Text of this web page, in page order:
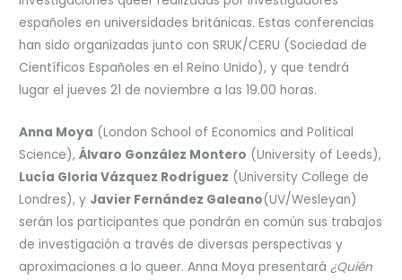
españoles en universidades británicas. Estas conferencias
han sido organizadas junto con SRUK/CERU (Sociedad de
Científicos Españoles en el Reino Unido), y que tendrá
lugar el jueves 21 de noviembre a las 19.00 horas.
Anna Moya (London School of Economics and Political
Science),Álvaro González Montero (University of Leeds),
Lucía Gloria Vázquez Rodríguez (University College de
Londres), y Javier Fernández Galeano(UV/Wesleyan)
serán los participantes que pondrán en común sus trabajos
de investigación a través de diversas perspectivas y
aproximaciones a lo queer. Anna Moya presentará¿Quién